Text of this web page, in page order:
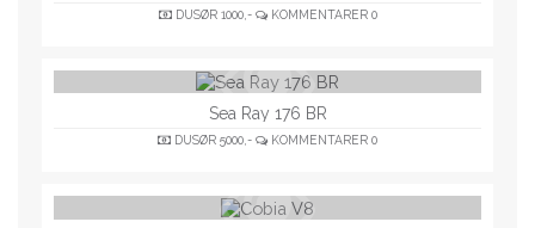
DUSØR 1000,- KOMMENTARER 0
Sea Ray 176 BR
DUSØR 5000,- KOMMENTARER 0